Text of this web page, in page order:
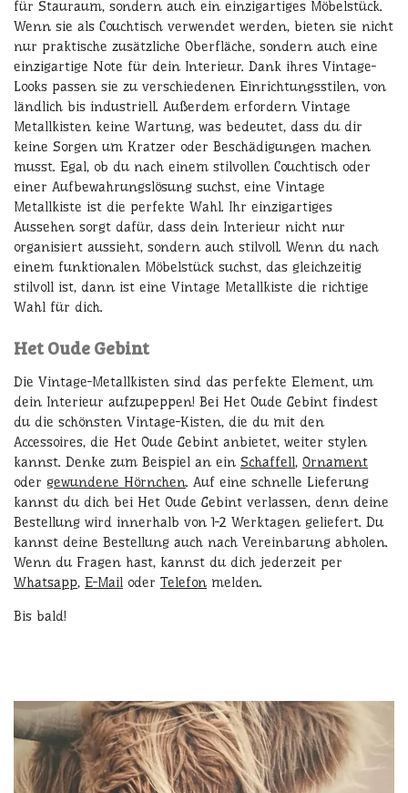
für Stauraum, sondern auch ein einzigartiges Möbelstück.
Wenn sie als Couchtisch verwendet werden, bieten sie nicht
nur praktische zusätzliche Oberfläche, sondern auch eine
einzigartige Note für dein Interieur. Dank ihres Vintage-
Looks passen sie zu verschiedenen Einrichtungsstilen, von
ländlich bis industriell. Außerdem erfordern Vintage
Metallkisten keine Wartung, was bedeutet, dass du dir
keine Sorgen um Kratzer oder Beschädigungen machen
musst. Egal, ob du nach einem stilvollen Couchtisch oder
einer Aufbewahrungslösung suchst, eine Vintage
Metallkiste ist die perfekte Wahl. Ihr einzigartiges
Aussehen sorgt dafür, dass dein Interieur nicht nur
organisiert aussieht, sondern auch stilvoll. Wenn du nach
einem funktionalen Möbelstück suchst, das gleichzeitig
stilvoll ist, dann ist eine Vintage Metallkiste die richtige
Wahl für dich.
Het Oude Gebint
Die Vintage-Metallkisten sind das perfekte Element, um
dein Interieur aufzupeppen! Bei Het Oude Gebint findest
du die schönsten Vintage-Kisten, die du mit den
Accessoires, die Het Oude Gebint anbietet, weiter stylen
kannst. Denke zum Beispiel an ein Schaffell, Ornament
oder gewundene Hörnchen. Auf eine schnelle Lieferung
kannst du dich bei Het Oude Gebint verlassen, denn deine
Bestellung wird innerhalb von 1-2 Werktagen geliefert. Du
kannst deine Bestellung auch nach Vereinbarung abholen.
Wenn du Fragen hast, kannst du dich jederzeit per
Whatsapp, E-Mail oder Telefon melden.
Bis bald!